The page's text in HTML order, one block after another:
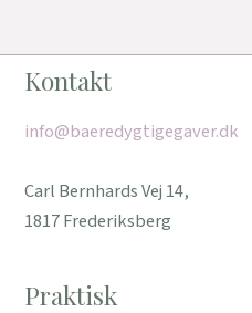
Kontakt
info@baeredygtigegaver.dk
Carl Bernhards Vej 14,
1817 Frederiksberg
Praktisk